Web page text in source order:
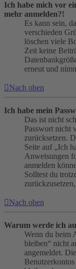
Ich habe mich vor
mehr anmelden?!
Es kann sein,
verschieden
löschen viele
Zeit keine
erneut und
Nach oben
Ich habe mein
Das ist nicht
Passwort nicht
zurücksetzen.
Seite auf „Ich
Anweisungen
anmelden
Solltest du
Nach oben
Warum werde ich
Wenn du beim
bleiben“ nicht
angemeldet.